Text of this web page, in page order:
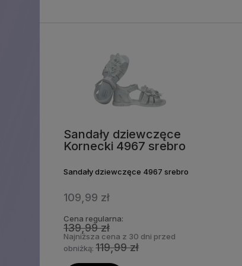
Sandały dziewczęce
Kornecki 4967 srebro
Sandały dziewczęce 4967 srebro
109,99 zł
Cena regularna:
139,99 zł
Najniższa cena z 30 dni przed
obniżką:119,99 zł